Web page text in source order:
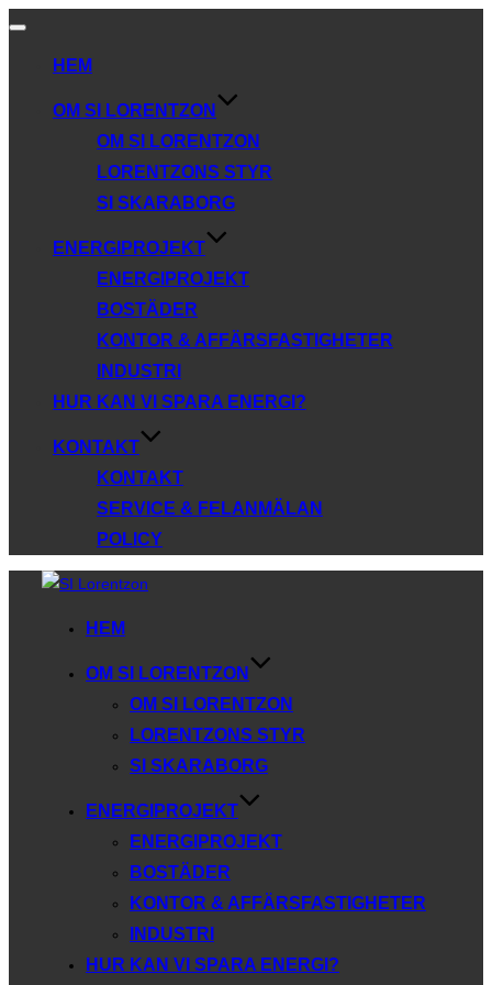
Slå
navigering
HEM
OM SI LORENTZON
OM SI LORENTZON
LORENTZONS STYR
SI SKARABORG
ENERGIPROJEKT
ENERGIPROJEKT
BOSTÄDER
KONTOR & AFFÄRSFASTIGHETER
INDUSTRI
HUR KAN VI SPARA ENERGI?
KONTAKT
KONTAKT
SERVICE & FELANMÄLAN
POLICY
Hoppa
HEM
OM SI LORENTZON
OM SI LORENTZON
LORENTZONS STYR
SI SKARABORG
ENERGIPROJEKT
ENERGIPROJEKT
BOSTÄDER
KONTOR & AFFÄRSFASTIGHETER
INDUSTRI
HUR KAN VI SPARA ENERGI?